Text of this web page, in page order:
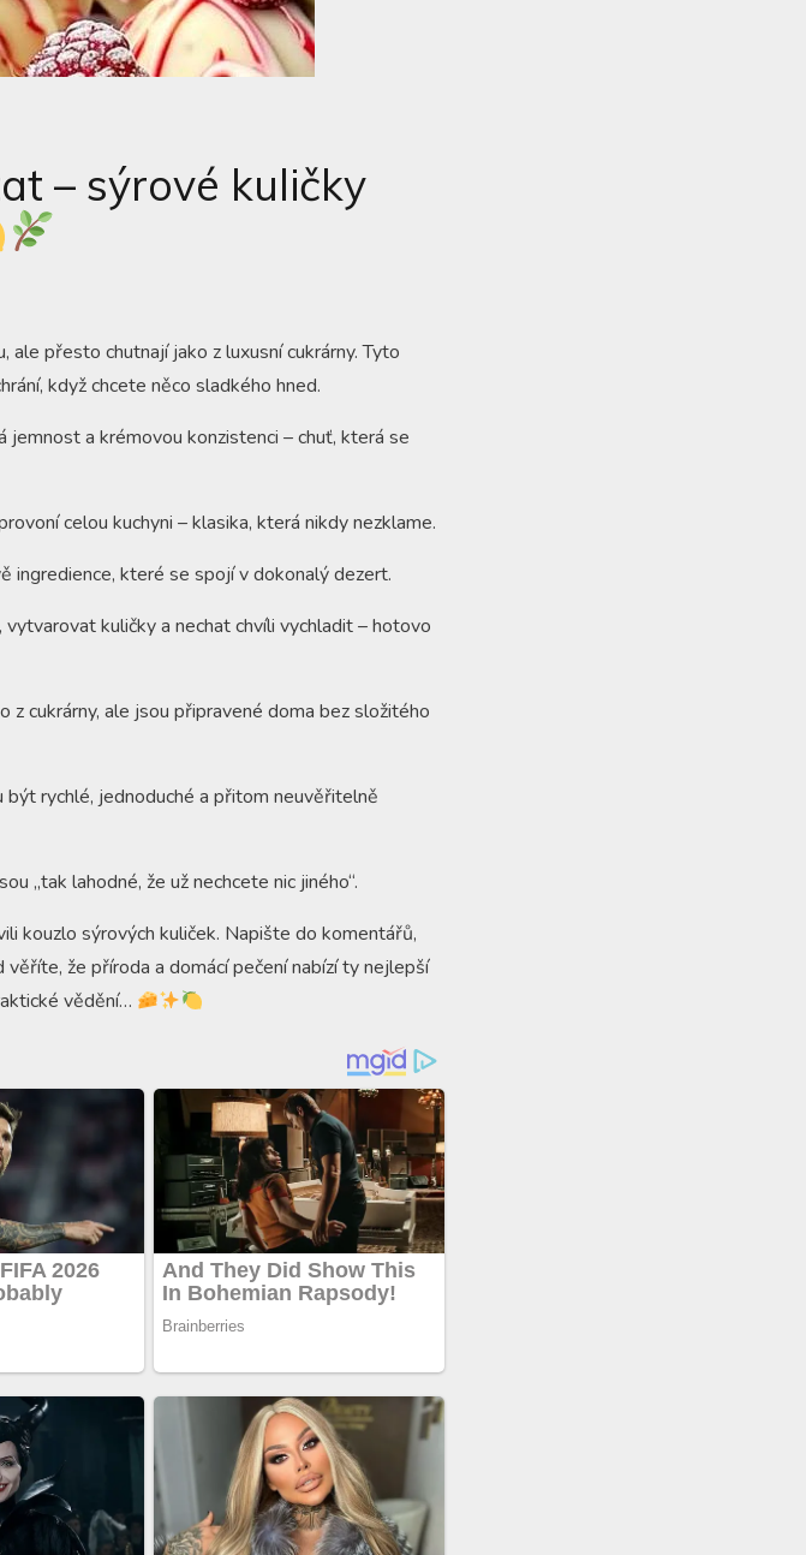
– sýrové kuličky
ale přesto chutnají jako z luxusní cukrárny. Tyto
když chcete něco sladkého hned.
jemnost a krémovou konzistenci – chuť, která se
celou kuchyni – klasika, která nikdy nezklame.
ingredience, které se spojí v dokonalý dezert.
kuličky a nechat chvíli vychladit – hotovo
cukrárny, ale jsou připravené doma bez složitého
rychlé, jednoduché a přitom neuvěřitelně
„tak lahodné, že už nechcete nic jiného“.
kouzlo sýrových kuliček. Napište do komentářů,
věříte, že příroda a domácí pečení nabízí ty nejlepší
vědění…